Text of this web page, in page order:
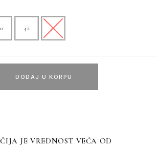
42 44
DODAJ U KORPU
JE VREDNOST VEĆA OD